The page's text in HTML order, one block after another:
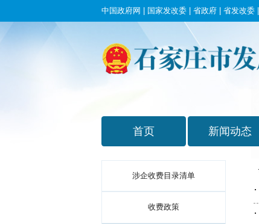
中国政府网 国家发改委 省政府 省发改委
涉企收费目录清单
收费政策
·
·